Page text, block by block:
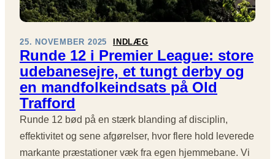
2
:
T
O
R
S
E
R
E
,
25. NOVEMBER 2025 INDLÆG
Runde 12 i Premier League: store
udebanesejre, et tungt derby og
en mandfolkeindsats på Old
Trafford
Runde 12 bød på en stærk blanding af disciplin,
effektivitet og sene afgørelser, hvor flere hold leverede
markante præstationer væk fra egen hjemmebane. Vi